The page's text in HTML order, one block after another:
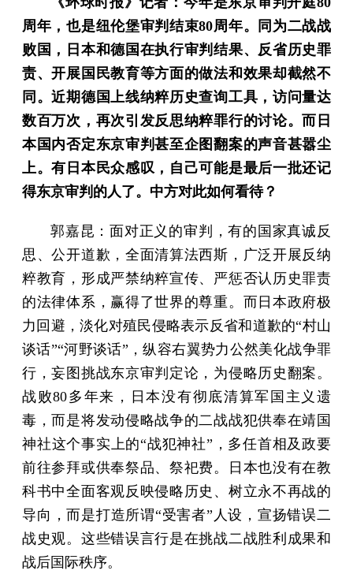
周年，也是纽伦堡审判结束80周年。同为二战战
败国，日本和德国在执行审判结果、反省历史罪
责、开展国民教育等方面的做法和效果却截然不
同。近期德国上线纳粹历史查询工具，访问量达
数百万次，再次引发反思纳粹罪行的讨论。而日
本国内否定东京审判甚至企图翻案的声音甚嚣尘
上。有日本民众感叹，自己可能是最后一批还记
得东京审判的人了。中方对此如何看待？
郭嘉昆：面对正义的审判，有的国家真诚反
思、公开道歉，全面清算法西斯，广泛开展反纳
粹教育，形成严禁纳粹宣传、严惩否认历史罪责
的法律体系，赢得了世界的尊重。而日本政府极
力回避，淡化对殖民侵略表示反省和道歉的“村山
谈话”“河野谈话”，纵容右翼势力公然美化战争罪
行，妄图挑战东京审判定论，为侵略历史翻案。
战败80多年来，日本没有彻底清算军国主义遗
毒，而是将发动侵略战争的二战战犯供奉在靖国
神社这个事实上的“战犯神社”，多任首相及政要
前往参拜或供奉祭品、祭祀费。日本也没有在教
科书中全面客观反映侵略历史、树立永不再战的
导向，而是打造所谓“受害者”人设，宣扬错误二
战史观。这些错误言行是在挑战二战胜利成果和
战后国际秩序。